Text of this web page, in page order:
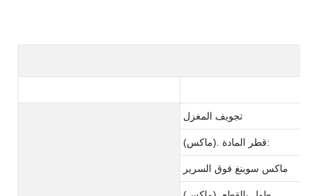
تجويف المغزل
(ماكس). قطر المادة:
ماكس سوينغ فوق السرير